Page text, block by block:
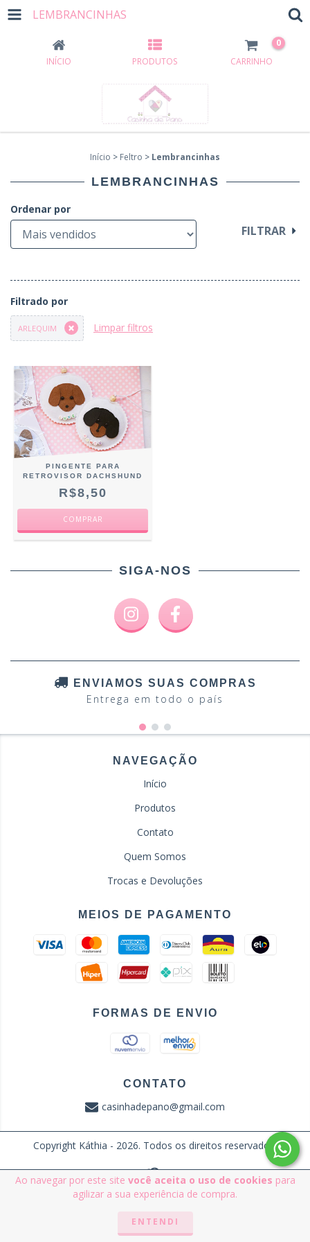
LEMBRANCINHAS
INÍCIO PRODUTOS CARRINHO
0
Ao navegar por este site você aceita o uso de cookies para
agilizar a sua experiência de compra.
ENTENDI
Início > Feltro > Lembrancinhas
LEMBRANCINHAS
Ordenar por
FILTRAR
Filtrado por
ARLEQUIM Limpar filtros
PINGENTE PARA
RETROVISOR DACHSHUND
R$8,50
COMPRAR
SIGA-NOS
ENVIAMOS SUAS COMPRAS
Entrega em todo o país
NAVEGAÇÃO
Início
Produtos
Contato
Quem Somos
Trocas e Devoluções
MEIOS DE PAGAMENTO
FORMAS DE ENVIO
CONTATO
casinhadepano@gmail.com
Copyright Káthia - 2026. Todos os direitos reservados.